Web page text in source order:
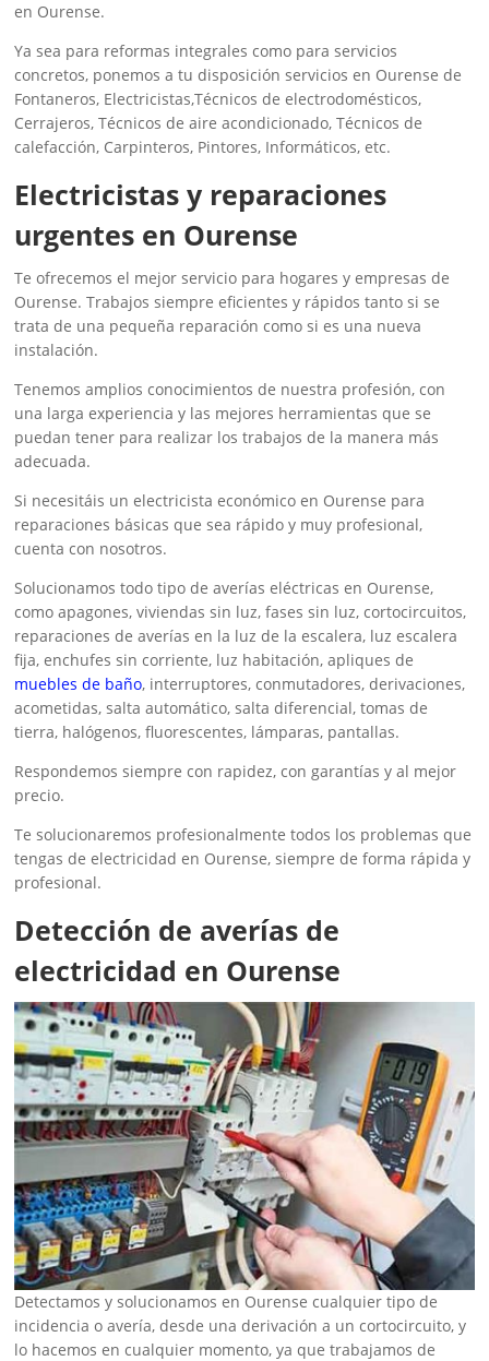
en Ourense.
Ya sea para reformas integrales como para servicios
concretos, ponemos a tu disposición servicios en Ourense de
Fontaneros, Electricistas,Técnicos de electrodomésticos,
Cerrajeros, Técnicos de aire acondicionado, Técnicos de
calefacción, Carpinteros, Pintores, Informáticos, etc.
‎Electricistas y reparaciones
urgentes en Ourense
Te ofrecemos el mejor servicio para hogares y empresas de
Ourense. Trabajos siempre eficientes y rápidos tanto si se
trata de una pequeña reparación como si es una nueva
instalación.
Tenemos amplios conocimientos de nuestra profesión, con
una larga experiencia y las mejores herramientas que se
puedan tener para realizar los trabajos de la manera más
adecuada.
Si necesitáis un electricista económico en Ourense para
reparaciones básicas que sea rápido y muy profesional,
cuenta con nosotros.
Solucionamos todo tipo de averías eléctricas en Ourense,
como apagones, viviendas sin luz, fases sin luz, cortocircuitos,
reparaciones de averías en la luz de la escalera, luz escalera
fija, enchufes sin corriente, luz habitación, apliques de
muebles de baño, interruptores, conmutadores, derivaciones,
acometidas, salta automático, salta diferencial, tomas de
tierra, halógenos, fluorescentes, lámparas, pantallas.
Respondemos siempre con rapidez, con garantías y al mejor
precio.
Te solucionaremos profesionalmente todos los problemas que
tengas de electricidad en Ourense, siempre de forma rápida y
profesional.
Detección de averías de
electricidad en Ourense
Detectamos y solucionamos en Ourense cualquier tipo de
incidencia o avería, desde una derivación a un cortocircuito, y
lo hacemos en cualquier momento, ya que trabajamos de